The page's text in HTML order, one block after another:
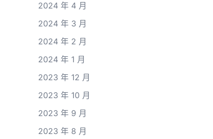
2024 年 4 月
2024 年 3 月
2024 年 2 月
2024 年 1 月
2023 年 12 月
2023 年 10 月
2023 年 9 月
2023 年 8 月